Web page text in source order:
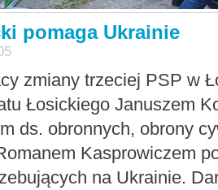
pomaga Ukrainie
zmiany trzeciej PSP w
Łosickiego Januszem
ds. obronnych, obrony
Kasprowiczem
na Ukrainie.